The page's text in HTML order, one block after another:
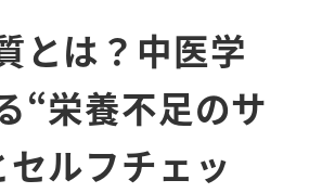
とは？中医学
“栄養不足のサ
ルフチェッ